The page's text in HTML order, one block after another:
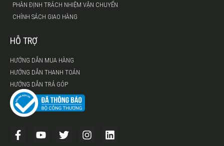
PHÂN ĐỊNH TRÁCH NHIỆM VẬN CHUYỂN
CHÍNH SÁCH GIAO HÀNG
HỖ TRỢ
HƯỚNG DẪN MUA HÀNG
HƯỚNG DẪN THANH TOÁN
HƯỚNG DẪN TRẢ GÓP